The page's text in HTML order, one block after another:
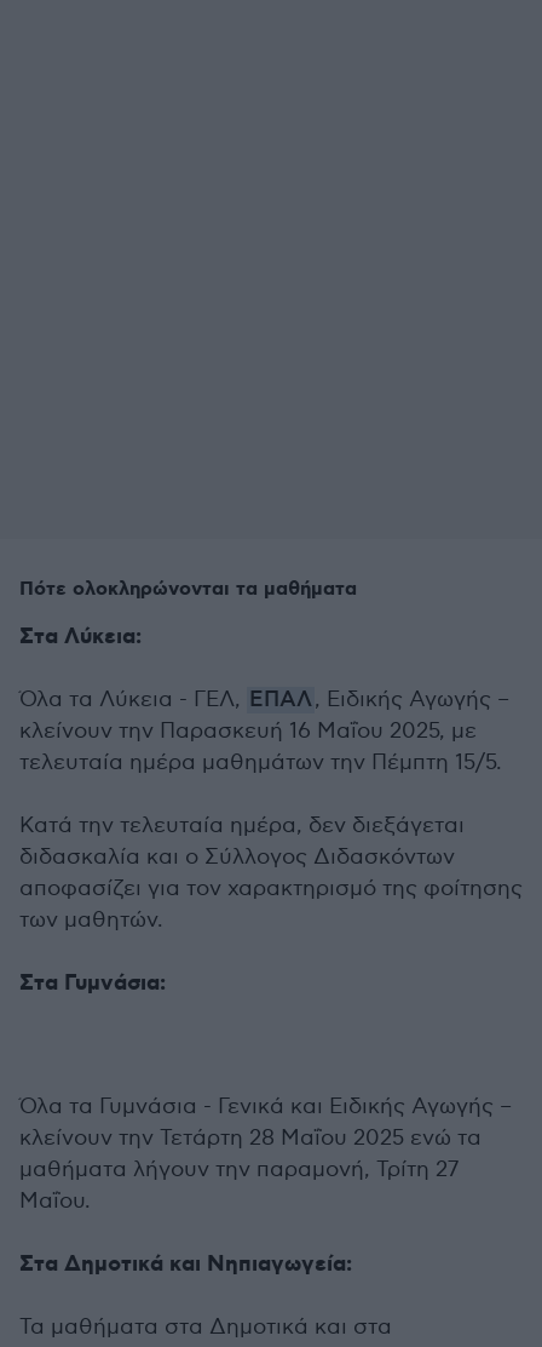
Πότε ολοκληρώνονται τα μαθήματα
Στα Λύκεια:
Όλα τα Λύκεια - ΓΕΛ, ΕΠΑΛ, Ειδικής Αγωγής –
κλείνουν την Παρασκευή 16 Μαΐου 2025, με
τελευταία ημέρα μαθημάτων την Πέμπτη 15/5.
Κατά την τελευταία ημέρα, δεν διεξάγεται
διδασκαλία και ο Σύλλογος Διδασκόντων
αποφασίζει για τον χαρακτηρισμό της φοίτησης
των μαθητών.
Στα Γυμνάσια:
Όλα τα Γυμνάσια - Γενικά και Ειδικής Αγωγής –
κλείνουν την Τετάρτη 28 Μαΐου 2025 ενώ τα
μαθήματα λήγουν την παραμονή, Τρίτη 27
Μαΐου.
Στα Δημοτικά και Νηπιαγωγεία:
Τα μαθήματα στα Δημοτικά και στα